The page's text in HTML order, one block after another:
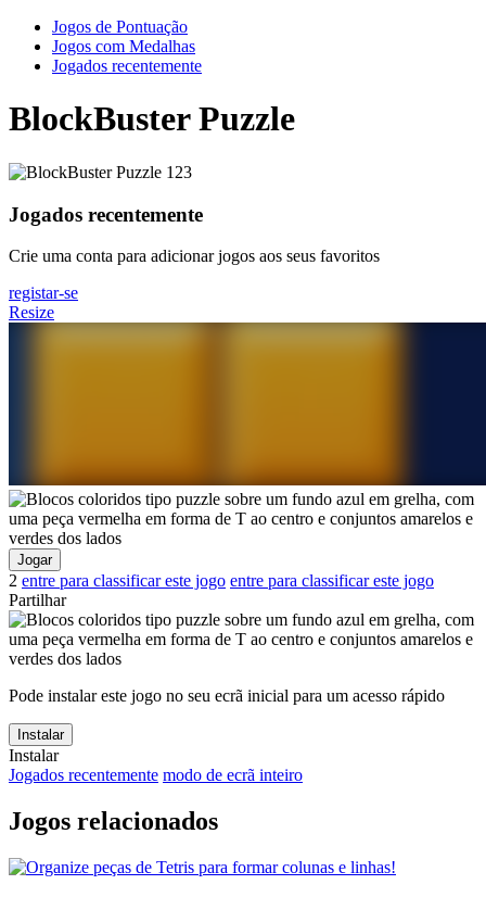
Jogos de Pontuação
Jogos com Medalhas
Jogados recentemente
BlockBuster Puzzle
Jogados recentemente
Crie uma conta para adicionar jogos aos seus favoritos
registar-se
Resize
Jogar
2 entre para classificar este jogo entre para classificar este jogo
Partilhar
Pode instalar este jogo no seu ecrã inicial para um acesso rápido
Instalar
Instalar
Jogados recentemente modo de ecrã inteiro
Jogos relacionados